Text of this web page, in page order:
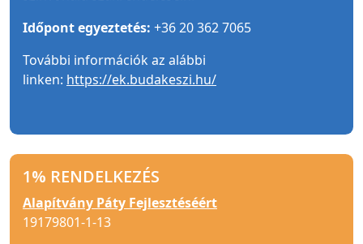
Időpont egyeztetés: +36 20 362 7065
További információk az alábbi
linken: https://ek.budakeszi.hu/
1% RENDELKEZÉS
Alapítvány Páty Fejlesztéséért
19179801-1-13